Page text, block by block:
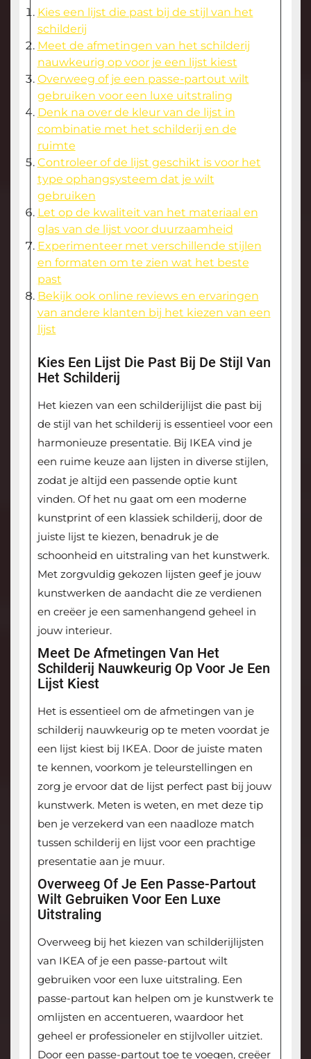
Kies een lijst die past bij de stijl van het
schilderij
Meet de afmetingen van het schilderij
nauwkeurig op voor je een lijst kiest
Overweeg of je een passe-partout wilt
gebruiken voor een luxe uitstraling
Denk na over de kleur van de lijst in
combinatie met het schilderij en de
ruimte
Controleer of de lijst geschikt is voor het
type ophangsysteem dat je wilt
gebruiken
Let op de kwaliteit van het materiaal en
glas van de lijst voor duurzaamheid
Experimenteer met verschillende stijlen
en formaten om te zien wat het beste
past
Bekijk ook online reviews en ervaringen
van andere klanten bij het kiezen van een
lijst
Kies Een Lijst Die Past Bij De Stijl Van
Het Schilderij
Het kiezen van een schilderijlijst die past bij
de stijl van het schilderij is essentieel voor een
harmonieuze presentatie. Bij IKEA vind je
een ruime keuze aan lijsten in diverse stijlen,
zodat je altijd een passende optie kunt
vinden. Of het nu gaat om een moderne
kunstprint of een klassiek schilderij, door de
juiste lijst te kiezen, benadruk je de
schoonheid en uitstraling van het kunstwerk.
Met zorgvuldig gekozen lijsten geef je jouw
kunstwerken de aandacht die ze verdienen
en creëer je een samenhangend geheel in
jouw interieur.
Meet De Afmetingen Van Het
Schilderij Nauwkeurig Op Voor Je Een
Lijst Kiest
Het is essentieel om de afmetingen van je
schilderij nauwkeurig op te meten voordat je
een lijst kiest bij IKEA. Door de juiste maten
te kennen, voorkom je teleurstellingen en
zorg je ervoor dat de lijst perfect past bij jouw
kunstwerk. Meten is weten, en met deze tip
ben je verzekerd van een naadloze match
tussen schilderij en lijst voor een prachtige
presentatie aan je muur.
Overweeg Of Je Een Passe-Partout
Wilt Gebruiken Voor Een Luxe
Uitstraling
Overweeg bij het kiezen van schilderijlijsten
van IKEA of je een passe-partout wilt
gebruiken voor een luxe uitstraling. Een
passe-partout kan helpen om je kunstwerk te
omlijsten en accentueren, waardoor het
geheel er professioneler en stijlvoller uitziet.
Door een passe-partout toe te voegen, creëer